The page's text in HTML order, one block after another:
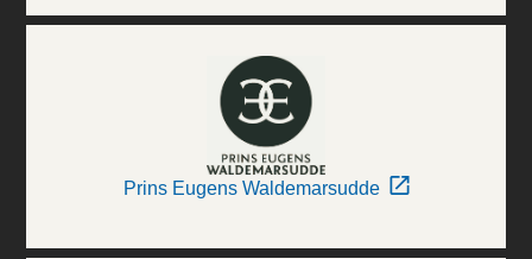
Prins Eugens Waldemarsudde